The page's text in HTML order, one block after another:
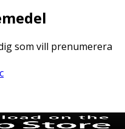
som vill prenumerera